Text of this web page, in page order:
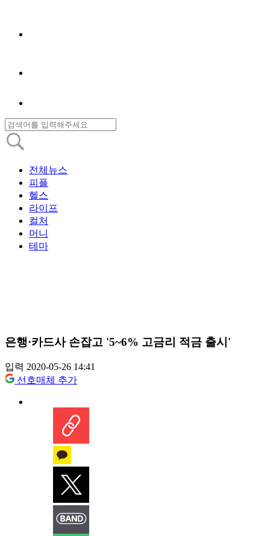
전체뉴스
피플
헬스
라이프
컬처
머니
테마
은행·카드사 손잡고 '5~6% 고금리 적금 출시'
입력 2020-05-26 14:41
선호매체 추가